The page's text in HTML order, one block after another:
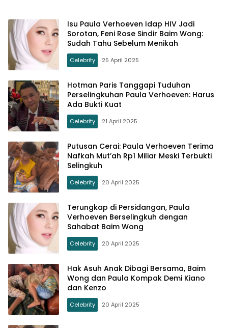
Isu Paula Verhoeven Idap HIV Jadi
Sorotan, Feni Rose Sindir Baim Wong:
Sudah Tahu Sebelum Menikah
Celebrity 25 April 2025
Hotman Paris Tanggapi Tuduhan
Perselingkuhan Paula Verhoeven: Harus
Ada Bukti Kuat
Celebrity 21 April 2025
Putusan Cerai: Paula Verhoeven Terima
Nafkah Mut’ah Rp1 Miliar Meski Terbukti
Selingkuh
Celebrity 20 April 2025
Terungkap di Persidangan, Paula
Verhoeven Berselingkuh dengan
Sahabat Baim Wong
Celebrity 20 April 2025
Hak Asuh Anak Dibagi Bersama, Baim
Wong dan Paula Kompak Demi Kiano
dan Kenzo
Celebrity 20 April 2025